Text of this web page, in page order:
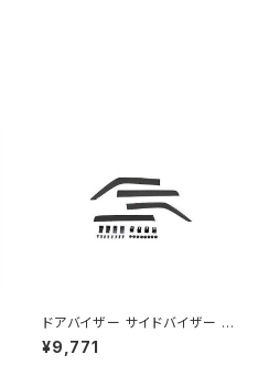
ドアバイザー サイドバイザー タ
ンク 900系 ルーミー 900系 M
900A M910A サイドドア 金具
¥9,771